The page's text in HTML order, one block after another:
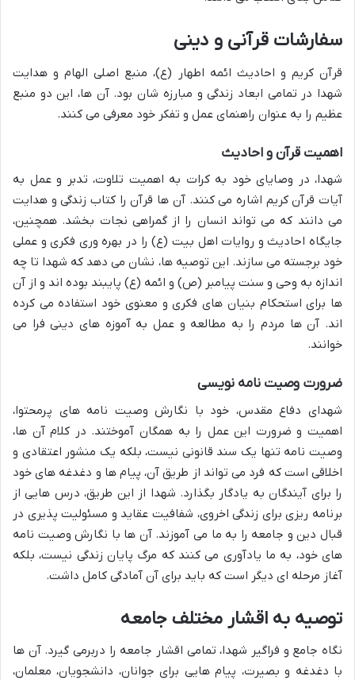
سفارشات قرآنی و دینی
قرآن کریم و احادیث ائمه اطهار (ع)، منبع اصلی الهام و هدایت
شهدا در تمامی ابعاد زندگی و مبارزه شان بود. آن ها، این دو منبع
عظیم را به عنوان راهنمای عمل و تفکر خود معرفی می کنند.
اهمیت قرآن و احادیث
شهدا، در وصایای خود به کرات به اهمیت تلاوت، تدبر و عمل به
آیات قرآن کریم اشاره می کنند. آن ها قرآن را کتاب زندگی و هدایت
می دانند که می تواند انسان را از گمراهی نجات بخشد. همچنین،
جایگاه احادیث و روایات اهل بیت (ع) را در بهره وری فکری و عملی
خود برجسته می سازند. این توصیه ها، نشان می دهد که شهدا تا چه
اندازه به وحی و سنت پیامبر (ص) و ائمه (ع) پایبند بوده اند و از آن
ها برای استحکام بنیان های فکری و معنوی خود استفاده می کرده
اند. آن ها مردم را به مطالعه و عمل به آموزه های دینی فرا می
خوانند.
ضرورت وصیت نامه نویسی
شهدای دفاع مقدس، خود با نگارش وصیت نامه های پرمحتوا،
اهمیت و ضرورت این عمل را به همگان آموختند. در کلام آن ها،
وصیت نامه تنها یک سند قانونی نیست، بلکه یک منشور اعتقادی و
اخلاقی است که فرد می تواند از طریق آن، پیام ها و دغدغه های خود
را برای آیندگان به یادگار بگذارد. شهدا از این طریق، درس هایی از
برنامه ریزی برای زندگی اخروی، شفافیت عقاید و مسئولیت پذیری در
قبال دین و جامعه را به ما می آموزند. آن ها با نگارش وصیت نامه
های خود، به ما یادآوری می کنند که مرگ پایان زندگی نیست، بلکه
آغاز مرحله ای دیگر است که باید برای آن آمادگی کامل داشت.
توصیه به اقشار مختلف جامعه
نگاه جامع و فراگیر شهدا، تمامی اقشار جامعه را دربرمی گیرد. آن ها
با دغدغه و بصیرت، پیام هایی برای جوانان، دانشجویان، معلمان،